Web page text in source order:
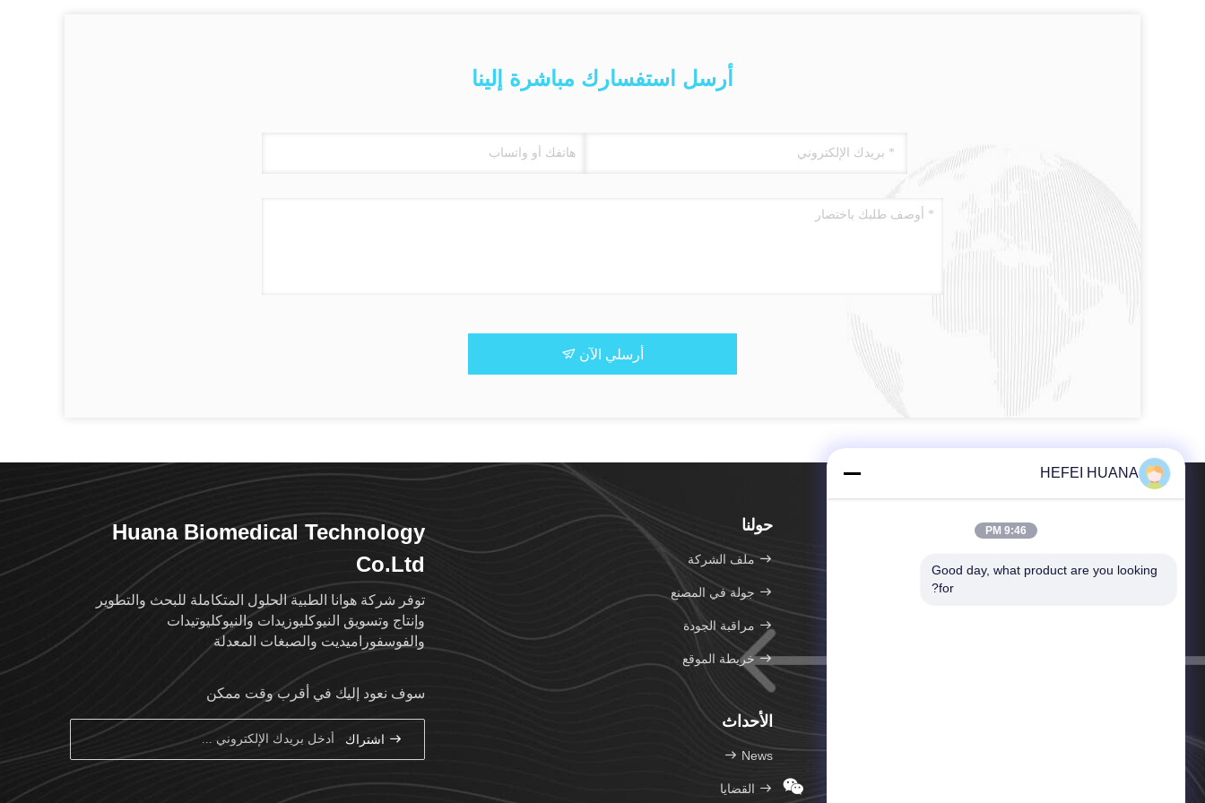
أرسل استفسارك مباشرة إلينا
أرسلي الآن
الهاتف：86-157-5542-6646
حولنا
ملف الشركة
جولة في المصنع
مراقبة الجودة
خريطة الموقع
الأحداث
News
القضايا
Huana Biomedical Technology
Co.Ltd
توفر شركة هوانا الطبية الحلول المتكاملة للبحث والتطوير
وإنتاج وتسويق النيوكليوزيدات والنيوكليوتيدات
والفوسفوراميديت والصبغات المعدلة
سوف نعود إليك في أقرب وقت ممكن
اشتراك
HEFEI HUANA
9:46 PM
Good day, what product are you looking
for?